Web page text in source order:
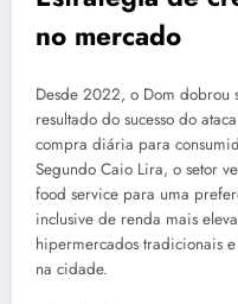
no mercado
Desde 2022, o Dom dobrou
resultado do sucesso do
compra diária para
Segundo Caio Lira, o setor
food service para uma
inclusive de renda mais
hipermercados tradicionais
na cidade.